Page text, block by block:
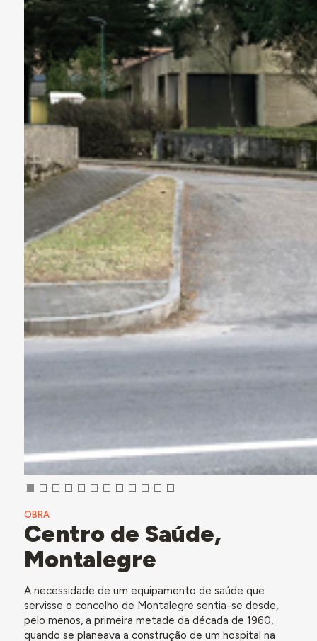
OBRA
Centro de Saúde,
Montalegre
A necessidade de um equipamento de saúde que
servisse o concelho de Montalegre sentia-se desde,
pelo menos, a primeira metade da década de 1960,
quando se planeava a construção de um hospital na